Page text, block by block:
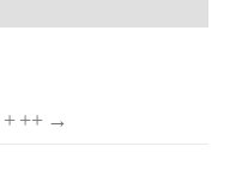
+ ++ →